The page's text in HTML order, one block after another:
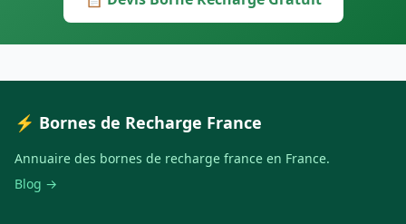
⚡ Bornes de Recharge France
Annuaire des bornes de recharge france en France.
Blog →